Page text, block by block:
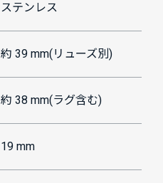
ステンレス
約 39 mm(リューズ別)
約 38 mm(ラグ含む)
19 mm